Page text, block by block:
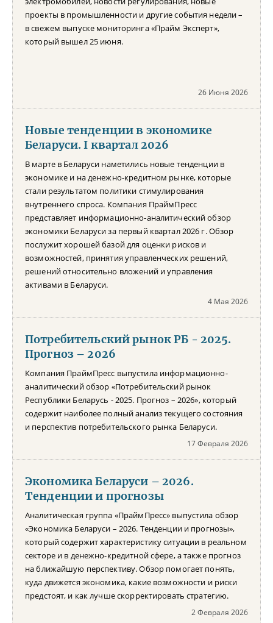
проекты в промышленности и другие события недели –
в свежем выпуске мониторинга «Прайм Эксперт»,
который вышел 25 июня.
26 Июня 2026
Новые тенденции в экономике
Беларуси. I квартал 2026
В марте в Беларуси наметились новые тенденции в
экономике и на денежно-кредитном рынке, которые
стали результатом политики стимулирования
внутреннего спроса. Компания ПраймПресс
представляет информационно-аналитический обзор
экономики Беларуси за первый квартал 2026 г. Обзор
послужит хорошей базой для оценки рисков и
возможностей, принятия управленческих решений,
решений относительно вложений и управления
активами в Беларуси.
4 Мая 2026
Потребительский рынок РБ - 2025.
Прогноз – 2026
Компания ПраймПресс выпустила информационно-
аналитический обзор «Потребительский рынок
Республики Беларусь - 2025. Прогноз – 2026», который
содержит наиболее полный анализ текущего состояния
и перспектив потребительского рынка Беларуси.
17 Февраля 2026
Экономика Беларуси – 2026.
Тенденции и прогнозы
Аналитическая группа «ПраймПресс» выпустила обзор
«Экономика Беларуси – 2026. Тенденции и прогнозы»,
который содержит характеристику ситуации в реальном
секторе и в денежно-кредитной сфере, а также прогноз
на ближайшую перспективу. Обзор помогает понять,
куда движется экономика, какие возможности и риски
предстоят, и как лучше скорректировать стратегию.
2 Февраля 2026